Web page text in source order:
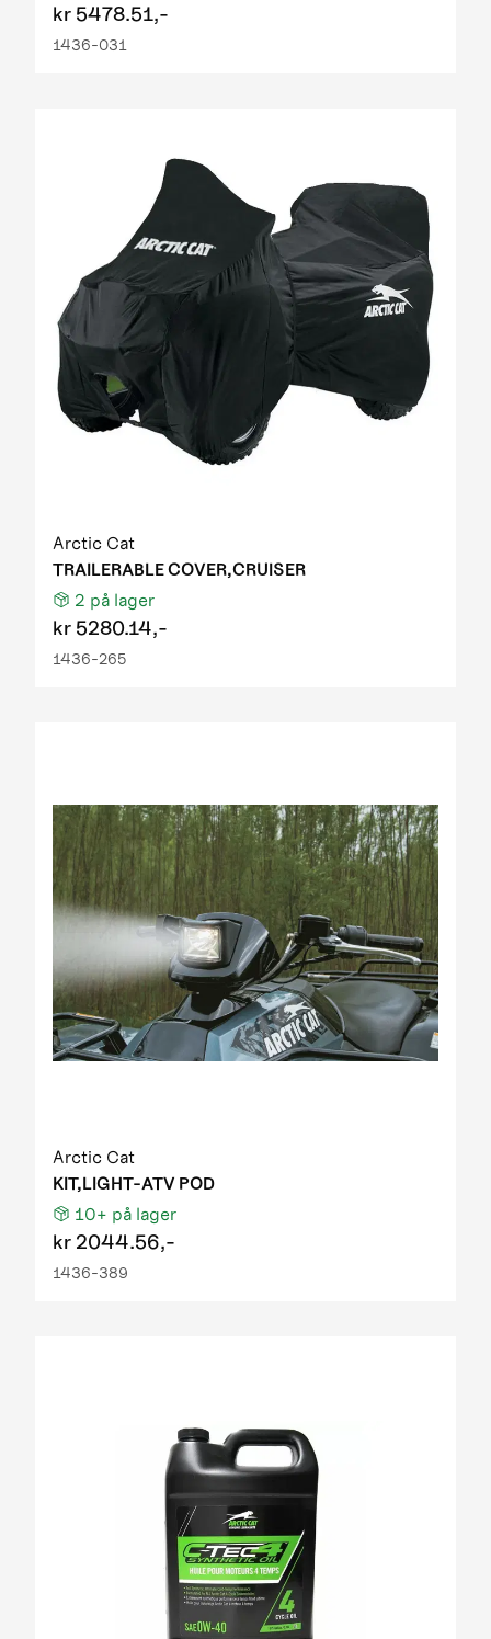
kr 5478.51,-
1436-031
Arctic Cat
TRAILERABLE COVER,CRUISER
2 på lager
kr 5280.14,-
1436-265
Arctic Cat
KIT,LIGHT-ATV POD
10+ på lager
kr 2044.56,-
1436-389